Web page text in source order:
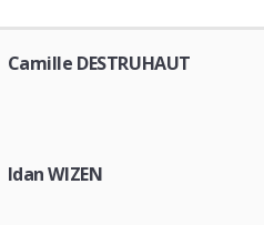
Camille DESTRUHAUT
Idan WIZEN